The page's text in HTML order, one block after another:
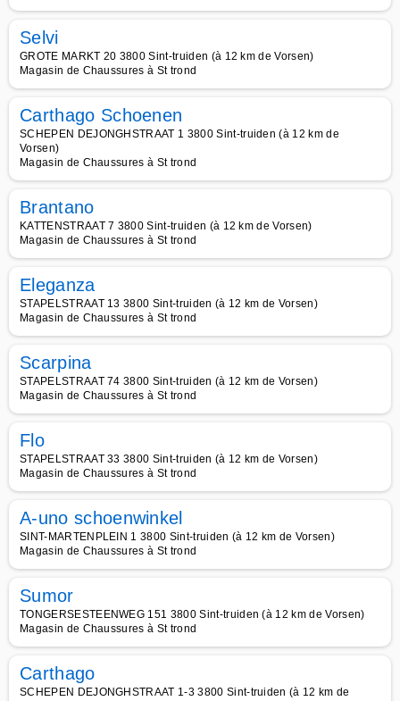
Selvi
GROTE MARKT 20 3800 Sint-truiden (à 12 km de Vorsen)
Magasin de Chaussures à St trond
Carthago Schoenen
SCHEPEN DEJONGHSTRAAT 1 3800 Sint-truiden (à 12 km de
Vorsen)
Magasin de Chaussures à St trond
Brantano
KATTENSTRAAT 7 3800 Sint-truiden (à 12 km de Vorsen)
Magasin de Chaussures à St trond
Eleganza
STAPELSTRAAT 13 3800 Sint-truiden (à 12 km de Vorsen)
Magasin de Chaussures à St trond
Scarpina
STAPELSTRAAT 74 3800 Sint-truiden (à 12 km de Vorsen)
Magasin de Chaussures à St trond
Flo
STAPELSTRAAT 33 3800 Sint-truiden (à 12 km de Vorsen)
Magasin de Chaussures à St trond
A-uno schoenwinkel
SINT-MARTENPLEIN 1 3800 Sint-truiden (à 12 km de Vorsen)
Magasin de Chaussures à St trond
Sumor
TONGERSESTEENWEG 151 3800 Sint-truiden (à 12 km de Vorsen)
Magasin de Chaussures à St trond
Carthago
SCHEPEN DEJONGHSTRAAT 1-3 3800 Sint-truiden (à 12 km de